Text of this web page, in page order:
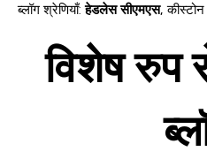
ब्लॉग श्रेणियाँ: हेडलेस सीएमएस,
विशेष रुप